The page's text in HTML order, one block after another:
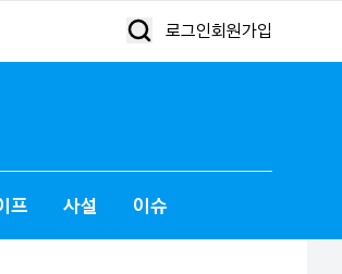
로그인회원가입
프 사설 이슈